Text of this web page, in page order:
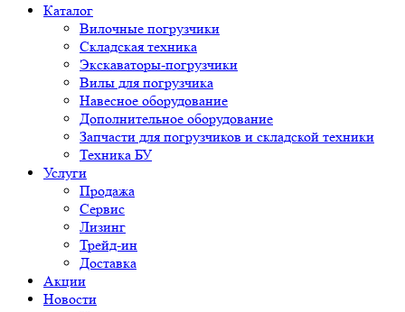
Каталог
Вилочные погрузчики
Складская техника
Экскаваторы-погрузчики
Вилы для погрузчика
Навесное оборудование
Дополнительное оборудование
Запчасти для погрузчиков и складской техники
Техника БУ
Услуги
Продажа
Сервис
Лизинг
Трейд-ин
Доставка
Акции
Новости